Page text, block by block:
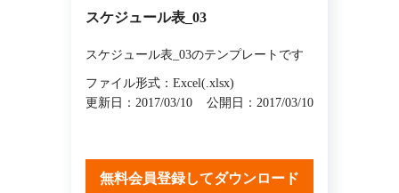
スケジュール表_03
スケジュール表_03のテンプレートです
ファイル形式：Excel(.xlsx)
更新日：2017/03/10
公開日：2017/03/10
無料会員登録してダウンロード